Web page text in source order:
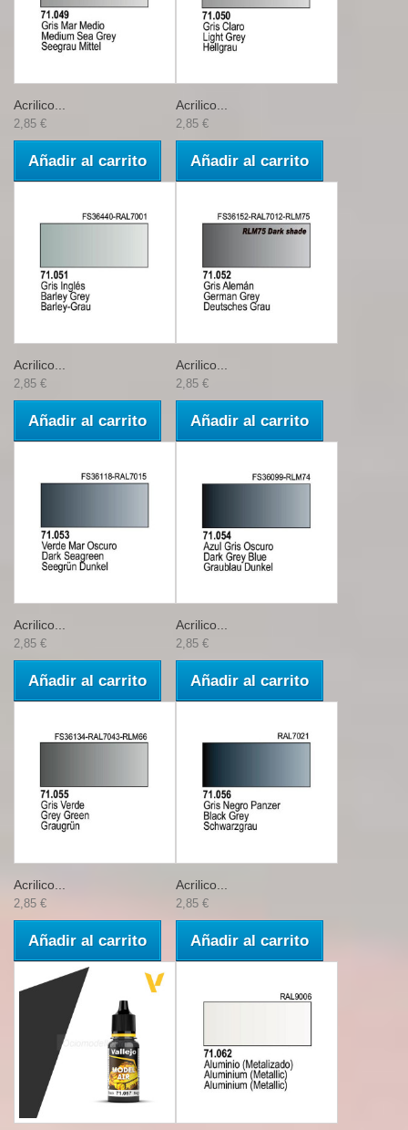
Acrilico...
2,85 €
Añadir al carrito
Acrilico...
2,85 €
Añadir al carrito
Acrilico...
2,85 €
Añadir al carrito
Acrilico...
2,85 €
Añadir al carrito
Acrilico...
2,85 €
Añadir al carrito
Acrilico...
2,85 €
Añadir al carrito
Acrilico...
2,85 €
Añadir al carrito
Acrilico...
2,85 €
Añadir al carrito